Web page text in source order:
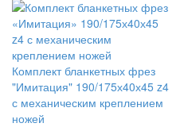
Комплект бланкетных фрез
"Имитация" 190/175х40х45 z4
с механическим креплением
ножей